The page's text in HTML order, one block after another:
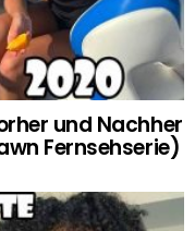
und Nachher
Fernsehserie)